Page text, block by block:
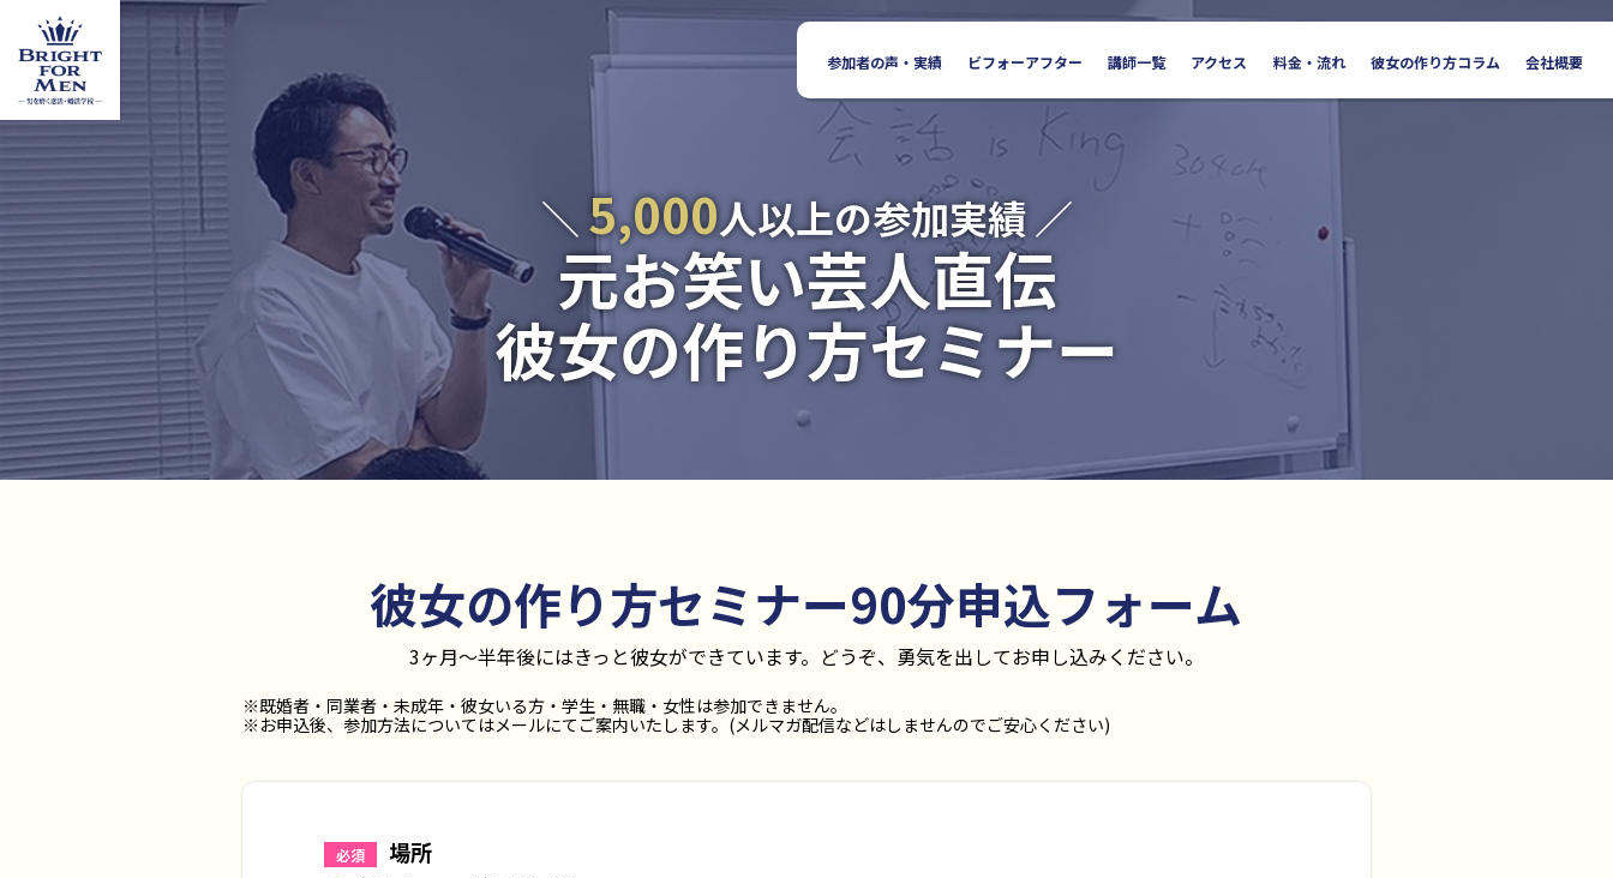
参加者の声・実績 ビフォーアフター 講師一覧 アクセス 料金・流れ 彼女の作り方コラム 会社概要
＼ 5,000人以上の参加実績 ／
元お笑い芸人直伝
彼女の作り方セミナー
彼女の作り方セミナー90分申込フォーム
3ヶ月〜半年後にはきっと彼女ができています。どうぞ、勇気を出してお申し込みください。
※既婚者・同業者・未成年・彼女いる方・学生・無職・女性は参加できません。
※お申込後、参加方法についてはメールにてご案内いたします。(メルマガ配信などはしませんのでご安心ください)
必須 場所